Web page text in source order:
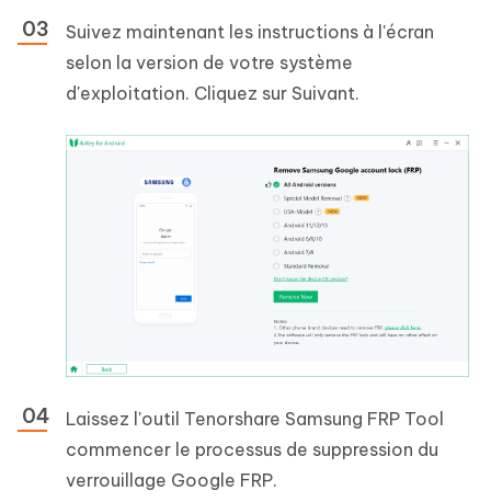
Suivez maintenant les instructions à l'écran
selon la version de votre système
d'exploitation. Cliquez sur Suivant.
Laissez l'outil Tenorshare Samsung FRP Tool
commencer le processus de suppression du
verrouillage Google FRP.